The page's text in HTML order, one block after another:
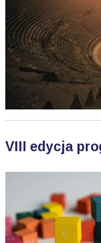
VIII edycja